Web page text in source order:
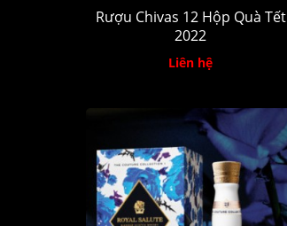
Rượu Chivas 12 Hộp Quà Tết
2022
Liên hệ